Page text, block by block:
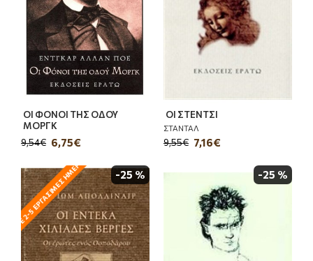
ΟΙ ΦΟΝΟΙ ΤΗΣ ΟΔΟΥ
ΜΟΡΓΚ
6,75€
9,54€
ΟΙ ΣΤΕΝΤΣΙ
ΣΤΑΝΤΑΛ
7,16€
9,55€
-25 %
ΗΜΈΡΕΣ - ΥΠΌ ΤΗΝ ΠΡΟΫΠΌΘΕΣΗ ΑΠΟΘΈΜΑΤΟΣ ΑΠΌ ΤΟΝ ΕΚΔΌΤΗ -25 %